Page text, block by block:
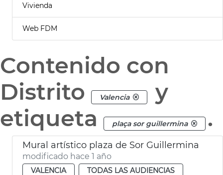
Vivienda
Web FDM
Contenido con
Distrito
Valencia
y
etiqueta
plaça sor guillermina .
Mural artístico plaza de Sor Guillermina
modificado hace 1 año
VALENCIA
TODAS LAS AUDIENCIAS